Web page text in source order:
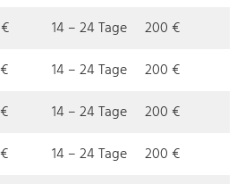
14 – 24 Tage
200 €
14 – 24 Tage
200 €
14 – 24 Tage
200 €
14 – 24 Tage
200 €